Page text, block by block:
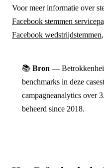
Voor meer informatie over
Facebook stemmen
Facebook wedstrijdstemmen
📚 Bron —
benchmarks in deze
campagneanalytics over
beheerd since 2018.